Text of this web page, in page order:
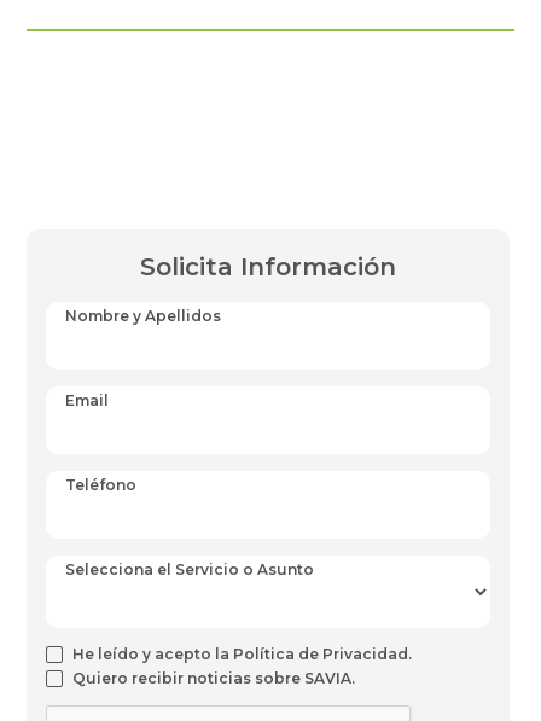
Solicita Información
Nombre y Apellidos
Email
Teléfono
Selecciona el Servicio o Asunto
He leído y acepto la Política de Privacidad.
Quiero recibir noticias sobre SAVIA.